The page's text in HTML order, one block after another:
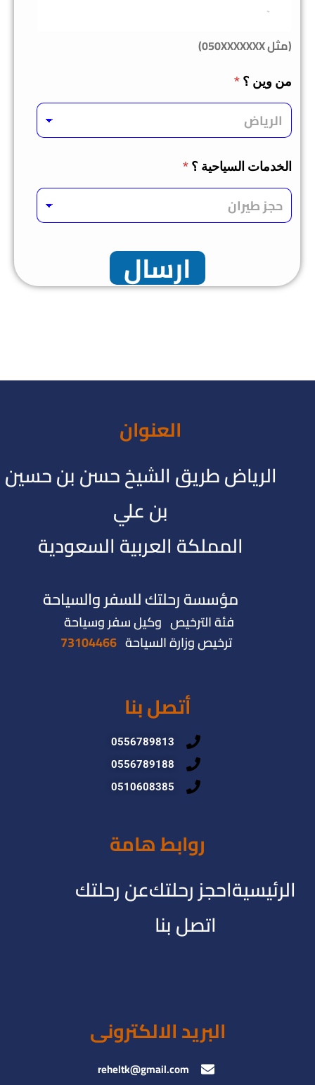
(مثل 050XXXXXXX)
من وين ؟ *
الخدمات السياحية ؟ *
ارسال
العنوان
الرياض طريق الشيخ حسن بن حسين
بن علي
المملكة العربية السعودية
مؤسسة رحلتك للسفر والسياحة
فئة الترخيص وكيل سفر وسياحة
ترخيص وزارة السياحة 73104466
أتصل بنا
0556789813
0556789188
0510608385
روابط هامة
الرئيسيةاحجز رحلتكعن رحلتك
اتصل بنا
البريد الالكترونى
reheltk@gmail.com